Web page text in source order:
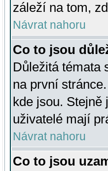
záleží na tom,
Návrat nahoru
Co to jsou
Důležitá témata
na první
kde jsou.
uživatelé mají
Návrat nahoru
Co to jsou